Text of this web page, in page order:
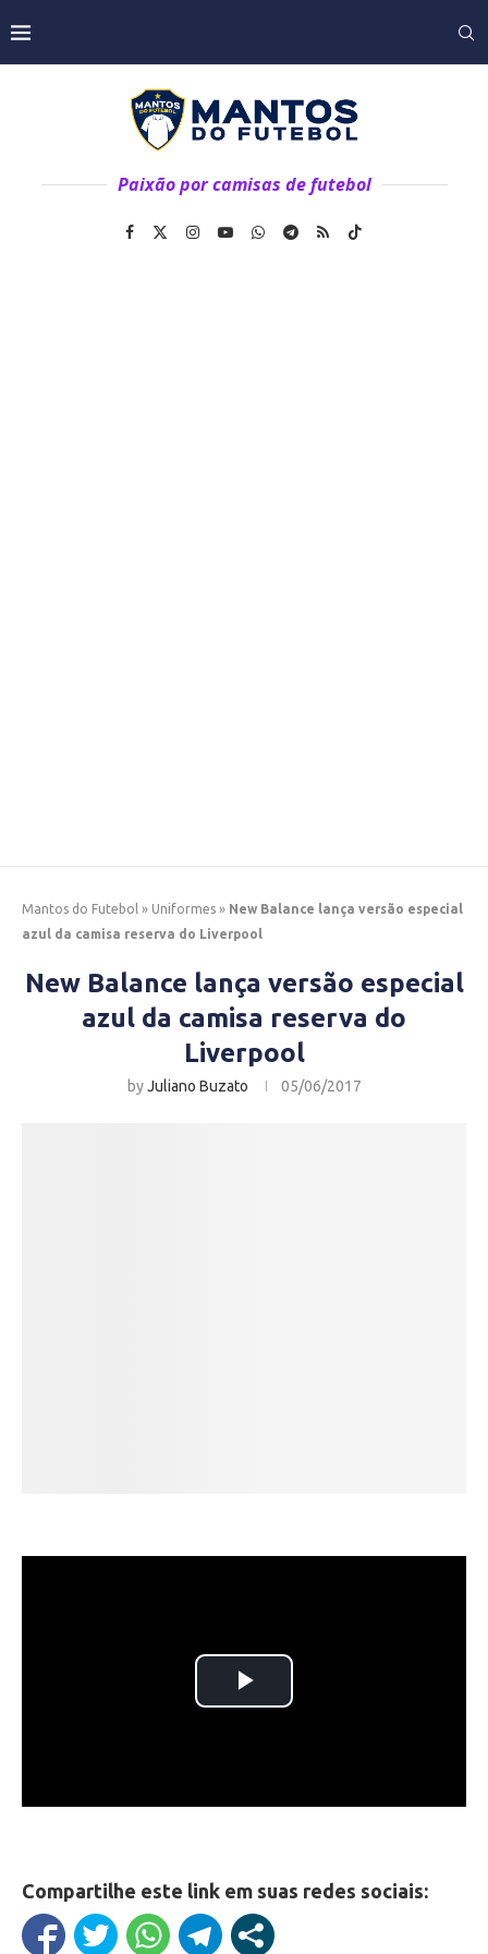
Paixão por camisas de futebol
Mantos do Futebol » Uniformes » New Balance lança versão especial
azul da camisa reserva do Liverpool
New Balance lança versão especial
azul da camisa reserva do
Liverpool
byJuliano Buzato 05/06/2017
Compartilhe este link em suas redes sociais: